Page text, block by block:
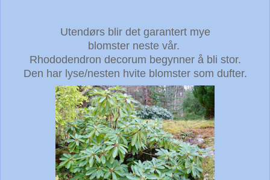
Utendørs blir det garantert mye
blomster neste vår.
Rhododendron decorum begynner å bli stor.
Den har lyse/nesten hvite blomster som dufter.